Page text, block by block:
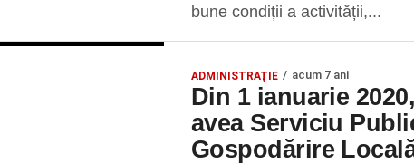
bune condiții a activității,...
ADMINISTRAŢIE acum 7 ani
Din 1 ianuarie
avea Serviciu
Gospodărire